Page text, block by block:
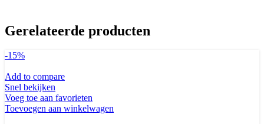
Gerelateerde producten
-15%
Add to compare
Snel bekijken
Voeg toe aan favorieten
Toevoegen aan winkelwagen